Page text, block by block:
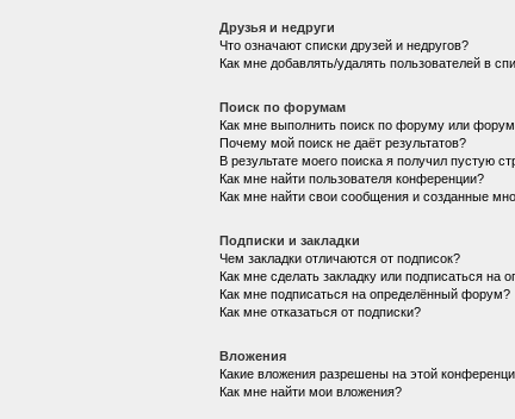
Друзья и недруги
Что означают списки друзей и недругов?
Как мне добавлять/удалять пользователей в
Поиск по форумам
Как мне выполнить поиск по форуму или
Почему мой поиск не даёт результатов?
В результате моего поиска я получил пустую
Как мне найти пользователя конференции?
Как мне найти свои сообщения и созданные
Подписки и закладки
Чем закладки отличаются от подписок?
Как мне сделать закладку или подписаться на
Как мне подписаться на определённый форум?
Как мне отказаться от подписки?
Вложения
Какие вложения разрешены на этой
Как мне найти мои вложения?